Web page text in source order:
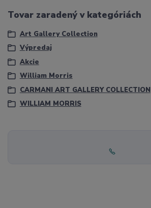
Tovar zaradený v kategóriách
Art Gallery Collection
Výpredaj
Akcie
William Morris
CARMANI ART GALLERY COLLECTION
WILLIAM MORRIS